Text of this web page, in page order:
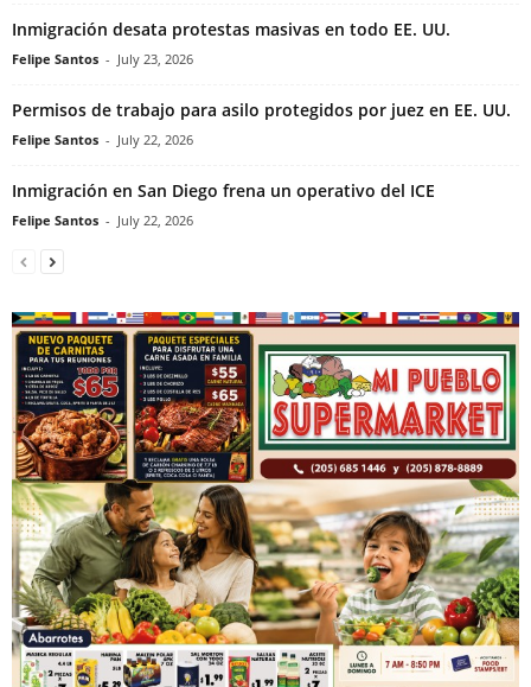
Inmigración desata protestas masivas en todo EE. UU.
Felipe Santos - July 23, 2026
Permisos de trabajo para asilo protegidos por juez en EE. UU.
Felipe Santos - July 22, 2026
Inmigración en San Diego frena un operativo del ICE
Felipe Santos - July 22, 2026